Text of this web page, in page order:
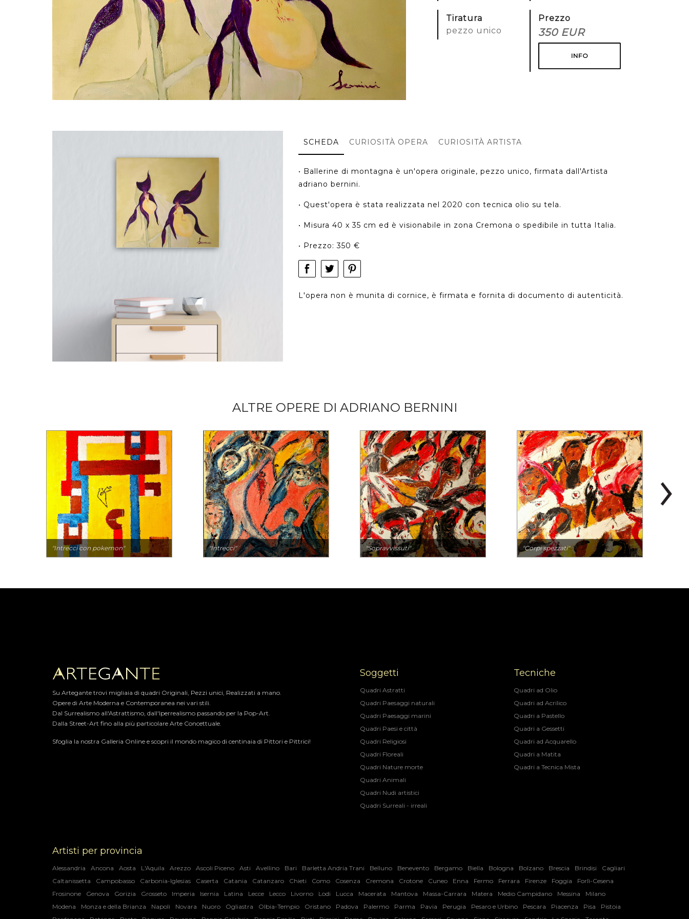
Tiratura
pezzo unico
Prezzo
350 EUR
INFO
SCHEDA CURIOSITÀ OPERA CURIOSITÀ ARTISTA
• Ballerine di montagna è un'opera originale, pezzo unico, firmata dall'Artista
adriano bernini.
• Quest'opera è stata realizzata nel 2020 con tecnica olio su tela.
• Misura 40 x 35 cm ed è visionabile in zona Cremona o spedibile in tutta Italia.
• Prezzo: 350 €
L'opera non è munita di cornice, è firmata e fornita di documento di autenticità.
ALTRE OPERE DI ADRIANO BERNINI
"Intrecci con pokemon" "Intrecci" "Sopravvissuti" "Corpi spezzati"
Su Artegante trovi migliaia di quadri Originali, Pezzi unici, Realizzati a mano.
Opere di Arte Moderna e Contemporanea nei vari stili.​
Dal Surrealismo all'Astrattismo, dall'Iperrealismo passando per la Pop-Art.​
Dalla Street-Art fino alla più particolare Arte Concettuale.
Sfoglia la nostra Galleria Online e scopri il mondo magico di centinaia di Pittori e Pittrici!
Soggetti
Quadri Astratti
Quadri Paesaggi naturali
Quadri Paesaggi marini
Quadri Paesi e città
Quadri Religiosi
Quadri Floreali
Quadri Nature morte
Quadri Animali
Quadri Nudi artistici
Quadri Surreali - irreali
Tecniche
Quadri ad Olio
Quadri ad Acrilico
Quadri a Pastello
Quadri a Gessetti
Quadri ad Acquarello
Quadri a Matita
Quadri a Tecnica Mista
Artisti per provincia
Alessandria Ancona Aosta L'Aquila Arezzo Ascoli Piceno Asti Avellino Bari Barletta Andria Trani Belluno Benevento Bergamo Biella Bologna Bolzano Brescia Brindisi
Cagliari
Caltanissetta
Campobasso Carbonia-Iglesias Caserta Catania Catanzaro Chieti Como Cosenza Cremona Crotone Cuneo Enna Fermo Ferrara Firenze Foggia
Forlì-Cesena
Frosinone
Genova Gorizia Grosseto Imperia Isernia Latina Lecce Lecco Livorno Lodi Lucca Macerata Mantova Massa-Carrara Matera Medio Campidano Messina
Milano
Modena
Monza e della Brianza Napoli Novara Nuoro Ogliastra Olbia-Tempio Oristano Padova Palermo Parma Pavia Perugia Pesaro e Urbino Pescara Piacenza Pisa
Pistoia